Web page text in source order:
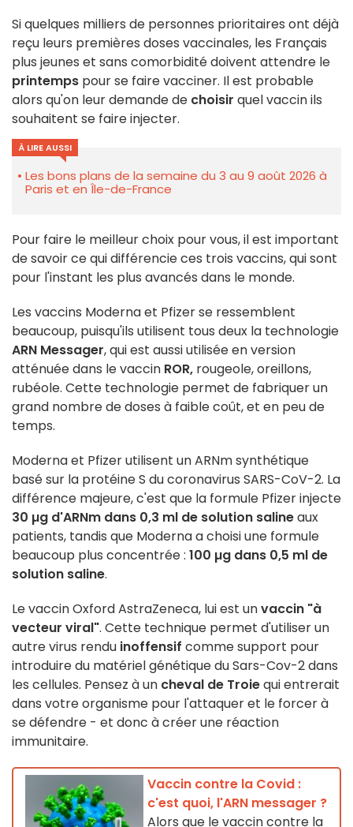
Si quelques milliers de personnes prioritaires ont déjà
reçu leurs premières doses vaccinales, les Français
plus jeunes et sans comorbidité doivent attendre le
printemps pour se faire vacciner. Il est probable
alors qu'on leur demande de choisir quel vaccin ils
souhaitent se faire injecter.
À LIRE AUSSI
Les bons plans de la semaine du 3 au 9 août 2026 à
Paris et en Île-de-France
Pour faire le meilleur choix pour vous, il est important
de savoir ce qui différencie ces trois vaccins, qui sont
pour l'instant les plus avancés dans le monde.
Les vaccins Moderna et Pfizer se ressemblent
beaucoup, puisqu'ils utilisent tous deux la technologie
ARN Messager, qui est aussi utilisée en version
atténuée dans le vaccin ROR, rougeole, oreillons,
rubéole. Cette technologie permet de fabriquer un
grand nombre de doses à faible coût, et en peu de
temps.
Moderna et Pfizer utilisent un ARNm synthétique
basé sur la protéine S du coronavirus SARS-CoV-2. La
différence majeure, c'est que la formule Pfizer injecte
30 µg d'ARNm dans 0,3 ml de solution salineaux
patients, tandis que Moderna a choisi une formule
beaucoup plus concentrée : 100 µg dans 0,5 ml de
solution saline.
Le vaccin Oxford AstraZeneca, lui est unvaccin "à
vecteur viral". Cette technique permet d'utiliser un
autre virus rendu inoffensif comme support pour
introduire du matériel génétique du Sars-Cov-2 dans
les cellules. Pensez à un cheval de Troiequi entrerait
dans votre organisme pour l'attaquer et le forcer à
se défendre - et donc à créer une réaction
immunitaire.
Vaccin contre la Covid :
c'est quoi, l'ARN messager ?
Alors que le vaccin contre la